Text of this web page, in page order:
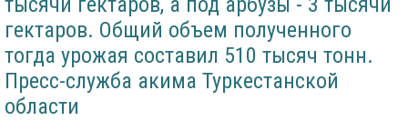
гектаров. Общий объем полученного
тогда урожая составил 510 тысяч тонн.
Пресс-служба акима Туркестанской
области